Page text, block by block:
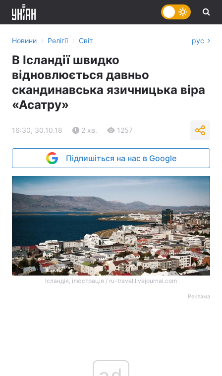
Новини › Релігії › Світ рус
В Ісландії швидко
відновлюється давньо
скандинавська язичницька віра
«Асатру»
16:30, 30.10.18 2 хв. 1257
Підпишіться на нас в Google
Ісландія, ілюстрація / ru-travel.livejournal.com
Реклама